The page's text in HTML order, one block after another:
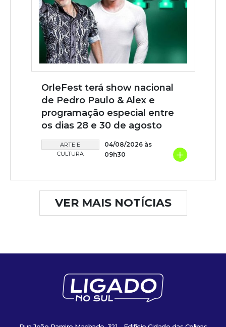
OrleFest terá show nacional
de Pedro Paulo & Alex e
programação especial entre
os dias 28 e 30 de agosto
ARTE E
CULTURA
04/08/2026 às
09h30
+
VER MAIS NOTÍCIAS